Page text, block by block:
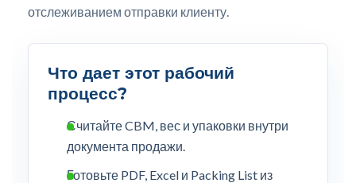
отслеживанием отправки клиенту.
Что дает этот рабочий
процесс?
Считайте CBM, вес и упаковки внутри
документа продажи.
Готовьте PDF, Excel и Packing List из